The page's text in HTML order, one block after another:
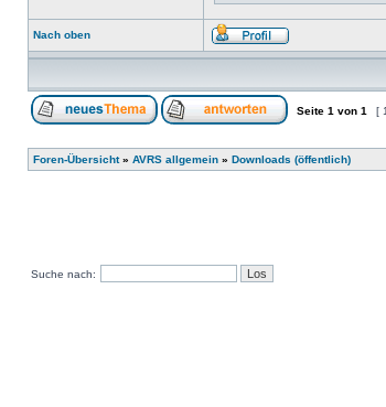
Nach oben
Seite 1 von 1 [
Foren-Übersicht» AVRS allgemein » Downloads (öffentlich)
Suche nach: